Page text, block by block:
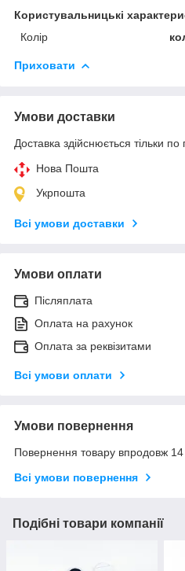
Користувальницькі
Колір
Приховати
Умови доставки
Доставка здійснюється тільки по
Нова Пошта
Укрпошта
Всі умови доставки
Умови оплати
Післяплата
Оплата на рахунок
Оплата за реквізитами
Всі умови оплати
Умови повернення
Повернення товару впродовж 14
Всі умови повернення
Подібні товари компанії